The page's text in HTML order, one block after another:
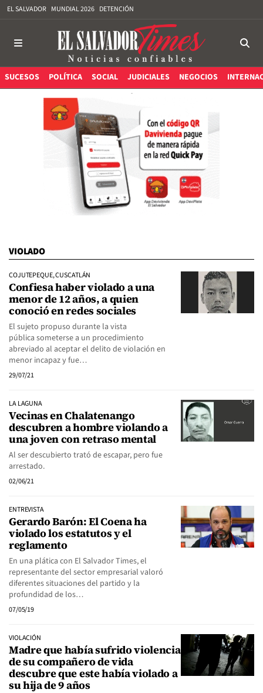
EL SALVADOR MUNDIAL 2026 DETENCIÓN
SUCESOS POLÍTICA SOCIAL JUDICIALES NEGOCIOS
VIOLADO
COJUTEPEQUE, CUSCATLÁN
Confiesa haber violado a una
menor de 12 años, a quien
conoció en redes sociales
El sujeto propuso durante la vista
pública someterse a un procedimiento
abreviado al aceptar el delito de violación en
menor incapaz y fue…
29/07/21
LA LAGUNA
Vecinas en Chalatenango
descubren a hombre violando a
una joven con retraso mental
Al ser descubierto trató de escapar, pero fue
arrestado.
02/06/21
ENTREVISTA
Gerardo Barón: El Coena ha
violado los estatutos y el
reglamento
En una plática con El Salvador Times, el
representante del sector empresarial valoró
diferentes situaciones del partido y la
profundidad de los…
07/05/19
VIOLACIÓN
Madre que había sufrido violencia
de su compañero de vida
descubre que este había violado a
su hija de 9 años